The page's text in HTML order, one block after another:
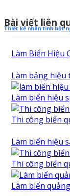
Thiết kế nhãn tinh bột
Bài viết liên
Làm Biển Hiệu
Làm bảng
Làm biển hiệu
Thi công biển
Làm biển hiệu
Thi công biển
Làm biển